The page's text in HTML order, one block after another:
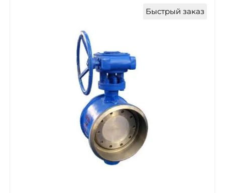
Быстрый заказ